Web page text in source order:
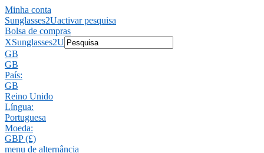
Minha conta
Sunglasses2Uactivar pesquisa
Bolsa de compras
XSunglasses2U
GB
GB
País:
GB
Reino Unido
Língua:
Portuguesa
Moeda:
GBP (£)
menu de alternância